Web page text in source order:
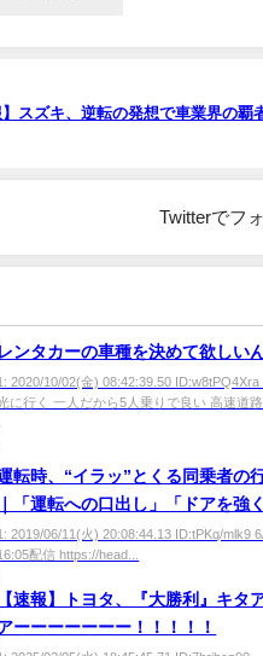
】スズキ、逆転の発想で車業界の覇
Twitterでフ
レンタカーの車種を決めて欲しい
2020/10/02(金) 08:42:39.50 ID:w8tPQ4Xra
に行く 一人だから5人乗りで良い 高速道路
転時、“イラッ”とくる同乗者の
｜「運転への口出し」「ドアを強
」など怒りの声
2019/06/11(火) 20:08:44.13 ID:tPKq/mlk9
配信 https://head...
【速報】トヨタ、『大勝利』キタ
ーーーーーーー！！！！！